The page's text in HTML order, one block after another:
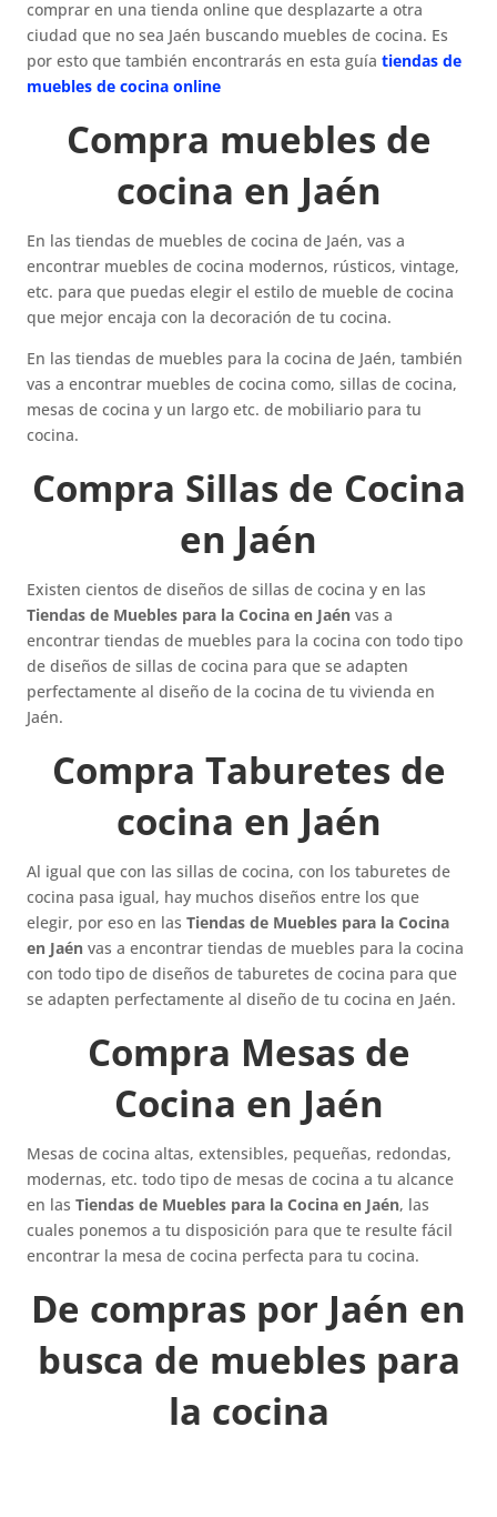
comprar en una tienda online que desplazarte a otra
ciudad que no sea Jaén buscando muebles de cocina. Es
por esto que también encontrarás en esta guíatiendas de
muebles de cocina online
Compra muebles de
cocina en Jaén
En las tiendas de muebles de cocina de Jaén, vas a
encontrar muebles de cocina modernos, rústicos, vintage,
etc. para que puedas elegir el estilo de mueble de cocina
que mejor encaja con la decoración de tu cocina.
En las tiendas de muebles para la cocina de Jaén, también
vas a encontrar muebles de cocina como, sillas de cocina,
mesas de cocina y un largo etc. de mobiliario para tu
cocina.
Compra Sillas de Cocina
en Jaén
Existen cientos de diseños de sillas de cocina y en las
Tiendas de Muebles para la Cocina en Jaén vas a
encontrar tiendas de muebles para la cocina con todo tipo
de diseños de sillas de cocina para que se adapten
perfectamente al diseño de la cocina de tu vivienda en
Jaén.
Compra Taburetes de
cocina en Jaén
Al igual que con las sillas de cocina, con los taburetes de
cocina pasa igual, hay muchos diseños entre los que
elegir, por eso en lasTiendas de Muebles para la Cocina
en Jaén vas a encontrar tiendas de muebles para la cocina
con todo tipo de diseños de taburetes de cocina para que
se adapten perfectamente al diseño de tu cocina en Jaén.
Compra Mesas de
Cocina en Jaén
Mesas de cocina altas, extensibles, pequeñas, redondas,
modernas, etc. todo tipo de mesas de cocina a tu alcance
en lasTiendas de Muebles para la Cocina en Jaén, las
cuales ponemos a tu disposición para que te resulte fácil
encontrar la mesa de cocina perfecta para tu cocina.
De compras por Jaén en
busca de muebles para
la cocina